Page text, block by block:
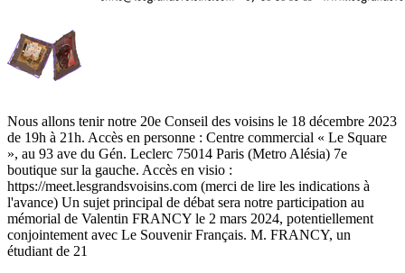
Nous allons tenir notre 20e Conseil des voisins le 18 décembre 2023
de 19h à 21h. Accès en personne : Centre commercial « Le Square
», au 93 ave du Gén. Leclerc 75014 Paris (Metro Alésia) 7e
boutique sur la gauche. Accès en visio :
https://meet.lesgrandsvoisins.com (merci de lire les indications à
l'avance) Un sujet principal de débat sera notre participation au
mémorial de Valentin FRANCY le 2 mars 2024, potentiellement
conjointement avec Le Souvenir Français. M. FRANCY, un
étudiant de 21